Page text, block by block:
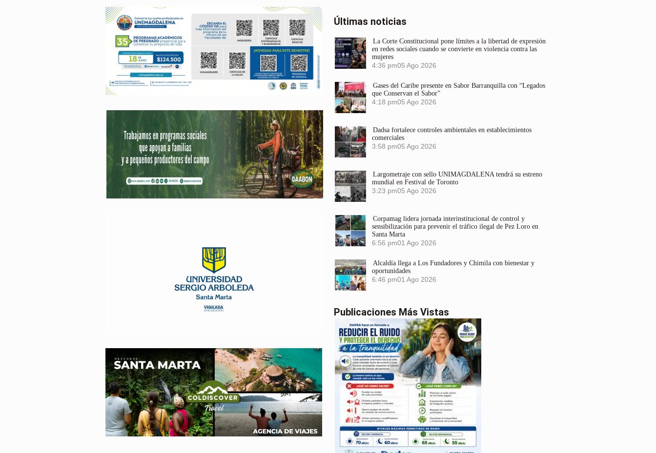
Últimas noticias
La Corte Constitucional pone límites a la libertad de expresión
en redes sociales cuando se convierte en violencia contra las
mujeres
4:36 pm05 Ago 2026
Gases del Caribe presente en Sabor Barranquilla con “Legados
que Conservan el Sabor”
4:18 pm05 Ago 2026
Dadsa fortalece controles ambientales en establecimientos
comerciales
3:58 pm05 Ago 2026
Largometraje con sello UNIMAGDALENA tendrá su estreno
mundial en Festival de Toronto
3:23 pm05 Ago 2026
Corpamag lidera jornada interinstitucional de control y
sensibilización para prevenir el tráfico ilegal de Pez Loro en
Santa Marta
6:56 pm01 Ago 2026
Alcaldía llega a Los Fundadores y Chimila con bienestar y
oportunidades
6:46 pm01 Ago 2026
Publicaciones Más Vistas